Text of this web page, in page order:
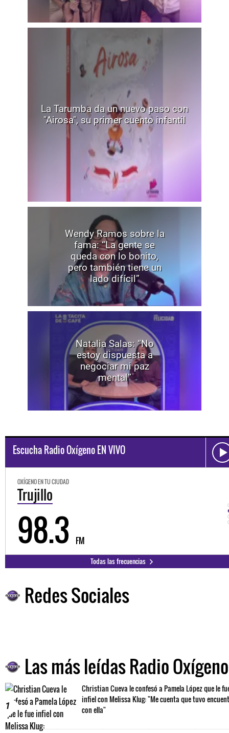
La Tarumba da un nuevo paso con
"Airosa", su primer cuento infantil
Wendy Ramos sobre la
fama: “La gente se
queda con lo bonito,
pero también tiene un
lado difícil”
Natalia Salas: “No
estoy dispuesta a
negociar mi paz
mental”
Escucha Radio Oxígeno EN VIVO
OXÍGENO EN TU CIUDAD
Trujillo
98.3 FM
Todas las frecuencias
Redes Sociales
Las más leídas Radio Oxígeno
1
Christian Cueva le confesó a Pamela López que le
infiel con Melissa Klug: "Me cuenta que tuvo
con ella"